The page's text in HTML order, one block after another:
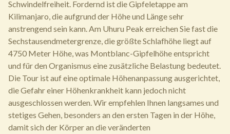
Schwindelfreiheit. Fordernd ist die Gipfeletappe am
Kilimanjaro, die aufgrund der Höhe und Länge sehr
anstrengend sein kann. Am Uhuru Peak erreichen Sie fast die
Sechstausendmetergrenze, die größte Schlafhöhe liegt auf
4750 Meter Höhe, was Montblanc-Gipfelhöhe entspricht
und für den Organismus eine zusätzliche Belastung bedeutet.
Die Tour ist auf eine optimale Höhenanpassung ausgerichtet,
die Gefahr einer Höhenkrankheit kann jedoch nicht
ausgeschlossen werden. Wir empfehlen Ihnen langsames und
stetiges Gehen, besonders an den ersten Tagen in der Höhe,
damit sich der Körper an die veränderten